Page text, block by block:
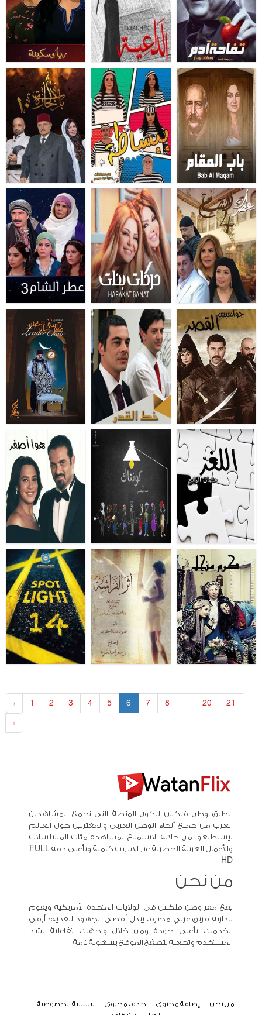
« 1 2 3 4 5 6 7 8 20
21
»
انطلق وطن فلكس ليكون المنصة التي تجمع المشاهدين
العرب من جميع أنحاء الوطن العربي والمغتربين حول العالم
ليستطيعوا من خلاله الاستمتاع بمشاهدة مئات المسلسلات
والأعمال العربية الحصرية عبر الانترنت كاملة وبأعلى دقة FULL
HD
من نحن
يقع مقر وطن فلكس في الولايات المتحدة الأمريكية ويقوم
بادارته فريق عربي محترف يبذل أقصى الجهود لتقديم أرقى
الخدمات بأعلى جودة ومن خلال واجهات تفاعلية تشد
المستخدم وتجعله يتصفح الموقع بسهولة تامة
من نحن إضافة محتوى حذف محتوى
سياسة الخصوصية